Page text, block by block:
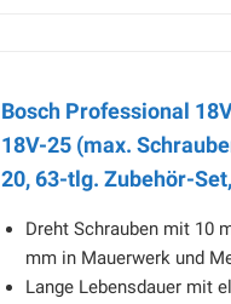
Bosch Professional
18V-25 (max.
20, 63-tlg. Zubehör-
Dreht Schrauben mit 10
mm in Mauerwerk und
Lange Lebensdauer mit